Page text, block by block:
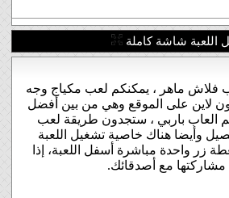
اللعبة شاشة كاملة
فلاش ماهر ، يمكنكم لعب مكياج وجه
لاين على الموقع وهي من بين أفضل
العاب باربي ، ستجدون طريقة لعب
وأيضا هناك خاصية تشغيل اللعبة
زر واحدة مباشرة أسفل اللعبة، إذا
مشاركتها مع أصدقائك.